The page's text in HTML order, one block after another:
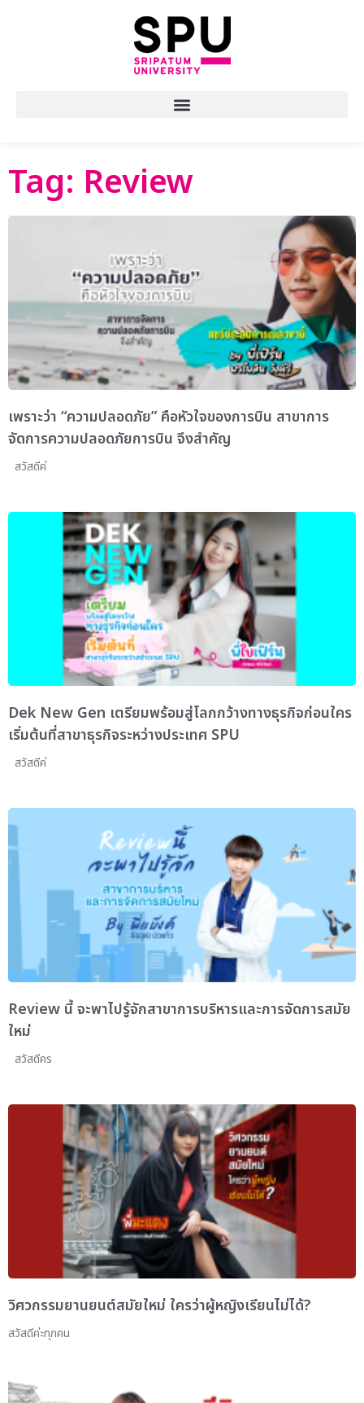
Tag: Review
เพราะว่า “ความปลอดภัย” คือหัวใจของการบิน สาขาการ
จัดการความปลอดภัยการบิน จึงสำคัญ
สวัสดีค่
Dek New Gen เตรียมพร้อมสู่โลกกว้างทางธุรกิจก่อนใคร
เริ่มต้นที่สาขาธุรกิจระหว่างประเทศ SPU
สวัสดีค่
Review นี้ จะพาไปรู้จักสาขาการบริหารและการจัดการสมัย
ใหม่
สวัสดีคร
วิศวกรรมยานยนต์สมัยใหม่ ใครว่าผู้หญิงเรียนไม่ได้?
สวัสดีค่ะทุกคน